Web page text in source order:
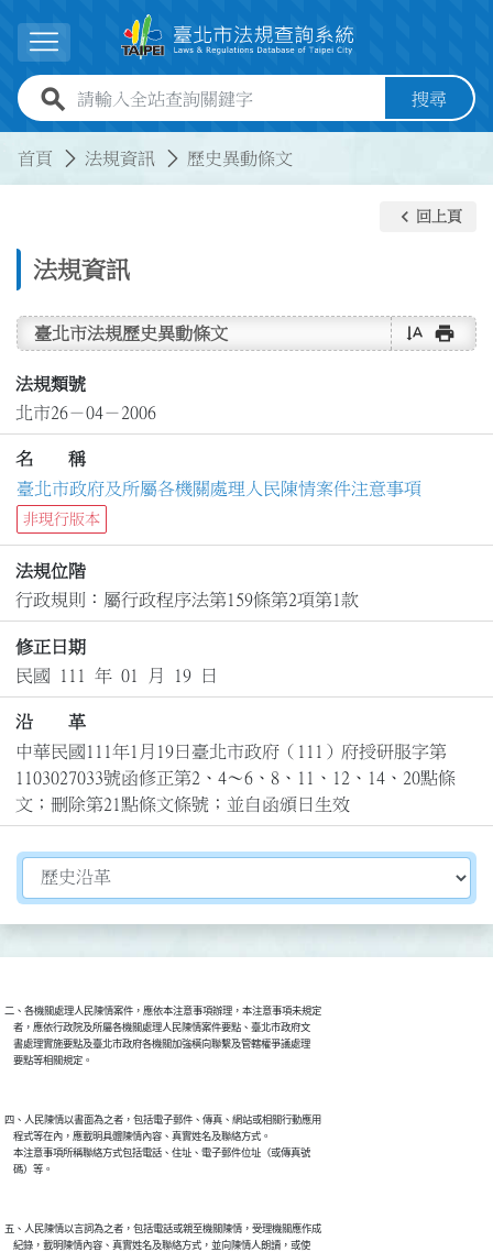
展開選單
全站查詢關鍵字欄位 搜尋
首頁 法規資訊 歷史異動條文
法規資訊
keyboard_arrow_left 回上頁
臺北市法規歷史異動條文 text_rotate_vertical print
法規類號
北市26－04－2006
名 稱
臺北市政府及所屬各機關處理人民陳情案件注意事項
非現行版本
法規位階
行政規則：屬行政程序法第159條第2項第1款
修正日期
民國 111 年 01 月 19 日
沿 革
中華民國111年1月19日臺北市政府（111）府授研服字第
1103027033號函修正第2、4～6、8、11、12、14、20點條
文；刪除第21點條文條號；並自函頒日生效
切換選擇法規資訊內容
二、各機關處理人民陳情案件，應依本注意事項辦理，本注意事項未規定
    者，應依行政院及所屬各機關處理人民陳情案件要點、臺北市政府文
    書處理實施要點及臺北市政府各機關加強橫向聯繫及管轄權爭議處理
四、人民陳情以書面為之者，包括電子郵件、傳真、網站或相關行動應用
    程式等在內，應載明具體陳情內容、真實姓名及聯絡方式。
    本注意事項所稱聯絡方式包括電話、住址、電子郵件位址（或傳真號
五、人民陳情以言詞為之者，包括電話或親至機關陳情，受理機關應作成
    紀錄，載明陳情內容、真實姓名及聯絡方式，並向陳情人朗讀，或使